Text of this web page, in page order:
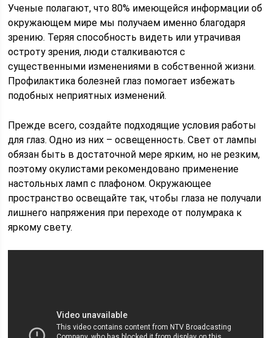
Ученые полагают, что 80% имеющейся информации об
окружающем мире мы получаем именно благодаря
зрению. Теряя способность видеть или утрачивая
остроту зрения, люди сталкиваются с
существенными изменениями в собственной жизни.
Профилактика болезней глаз помогает избежать
подобных неприятных изменений.
Прежде всего, создайте подходящие условия работы
для глаз. Одно из них – освещенность. Свет от лампы
обязан быть в достаточной мере ярким, но не резким,
поэтому окулистами рекомендовано применение
настольных ламп с плафоном. Окружающее
пространство освещайте так, чтобы глаза не получали
лишнего напряжения при переходе от полумрака к
яркому свету.